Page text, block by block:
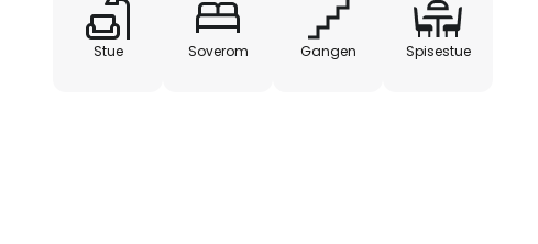
laget av aluminium, som er parret
som LED-lys av høy kvalitet.
Stue Soverom Gangen Spisestue